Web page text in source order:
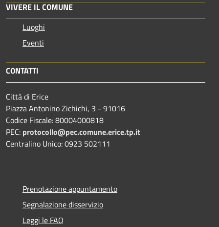
VIVERE IL COMUNE
Luoghi
Eventi
CONTATTI
Città di Erice
Piazza Antonino Zichichi, 3 - 91016
Codice Fiscale: 80004000818
PEC: protocollo@pec.comune.erice.tp.it
Centralino Unico: 0923 502111
Prenotazione appuntamento
Segnalazione disservizio
Leggi le FAQ